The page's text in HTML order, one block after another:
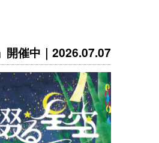
開催中｜2026.07.07